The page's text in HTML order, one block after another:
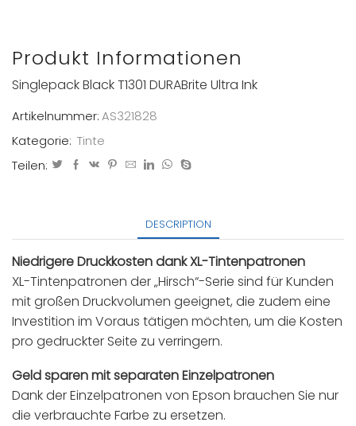
Produkt Informationen
Singlepack Black T1301 DURABrite Ultra Ink
Artikelnummer:AS321828
Kategorie: Tinte
Teilen:
DESCRIPTION
Niedrigere Druckkosten dank XL-Tintenpatronen
XL-Tintenpatronen der „Hirsch“-Serie sind für Kunden
mit großen Druckvolumen geeignet, die zudem eine
Investition im Voraus tätigen möchten, um die Kosten
pro gedruckter Seite zu verringern.
Geld sparen mit separaten Einzelpatronen
Dank der Einzelpatronen von Epson brauchen Sie nur
die verbrauchte Farbe zu ersetzen.